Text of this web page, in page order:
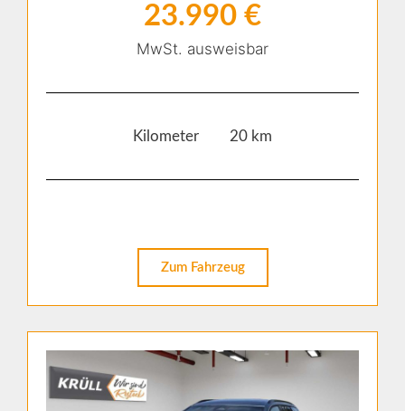
23.990 €
MwSt. ausweisbar
Kilometer 20 km
Zum Fahrzeug